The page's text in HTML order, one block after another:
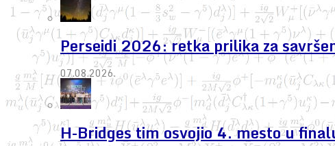
Perseidi 2026: retka prilika za
07.08.2026.
H-Bridges tim osvojio 4. mesto u